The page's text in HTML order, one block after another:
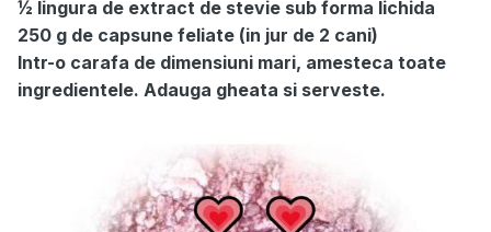
½ lingura de extract de stevie sub forma lichida
250 g de capsune feliate (in jur de 2 cani)
Intr-o carafa de dimensiuni mari, amesteca toate
ingredientele. Adauga gheata si serveste.